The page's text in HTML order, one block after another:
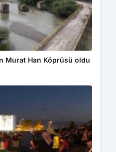
Murat Han Köprüsü oldu